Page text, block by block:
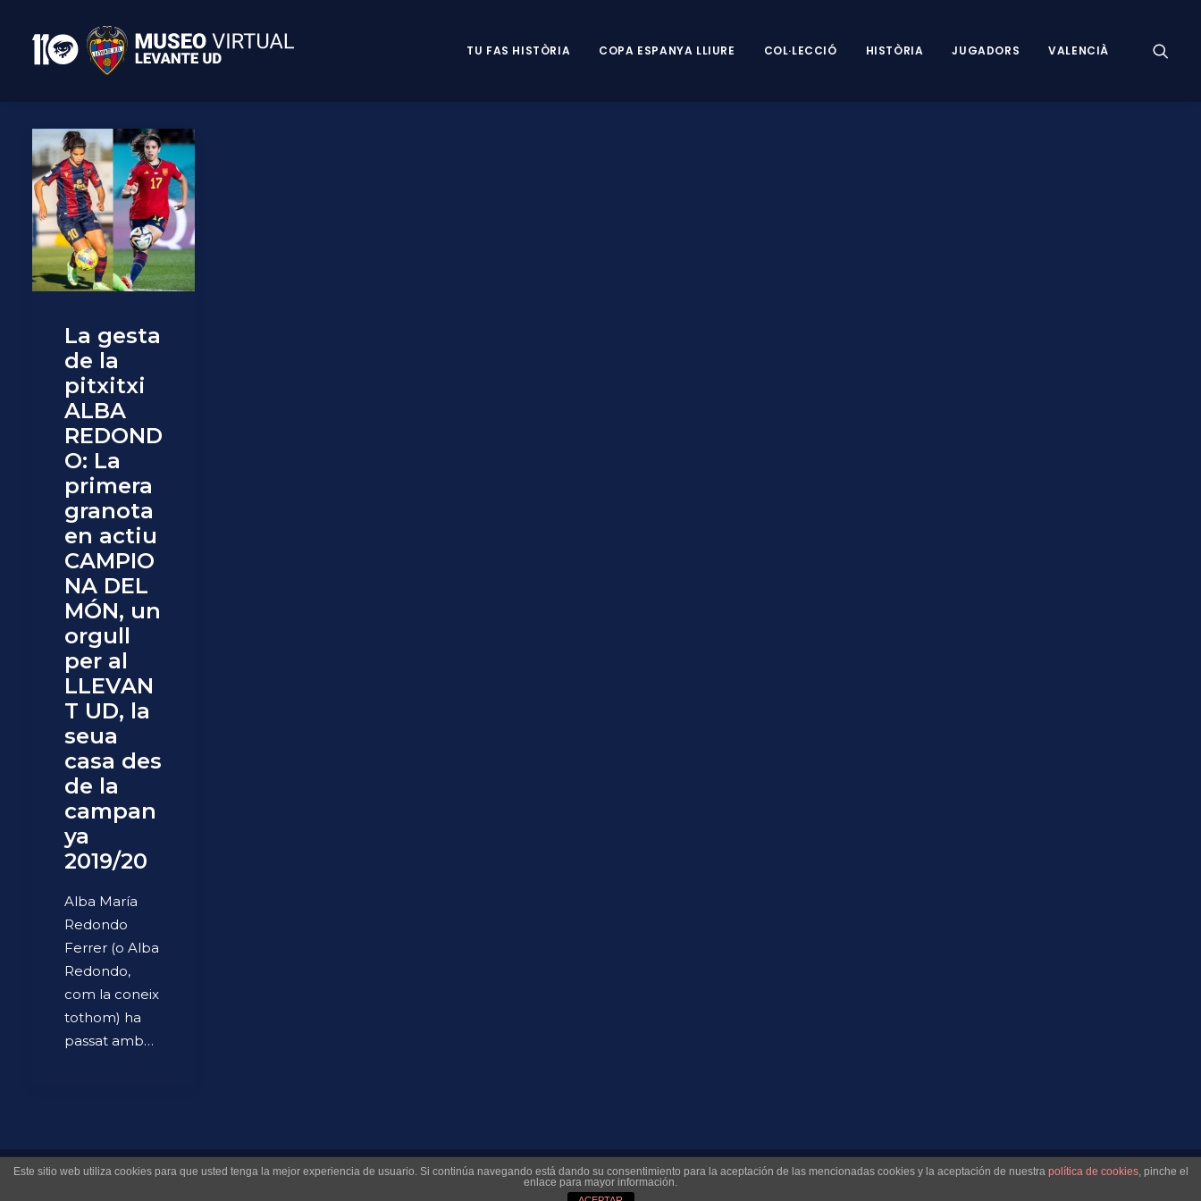
TU FAS HISTÒRIA COPA ESPANYA LLIURE COL·LECCIÓ HISTÒRIA JUGADORS VALENCIÀ
La gesta
de la
pitxitxi
ALBA
REDOND
O: La
primera
granota
en actiu
CAMPIO
NA DEL
MÓN, un
orgull
per al
LLEVAN
T UD, la
seua
casa des
de la
campan
ya
2019/20
Alba María
Redondo
Ferrer (o Alba
Redondo,
com la coneix
tothom) ha
passat amb…
© 2026 Museo Virtual Levante UD. All rights reserved
Este sitio web utiliza cookies para que usted tenga la mejor experiencia de usuario. Si continúa navegando está dando su consentimiento para la aceptación de las mencionadas cookies y la aceptación de nuestra política de cookies, pinche el
enlace para mayor información.